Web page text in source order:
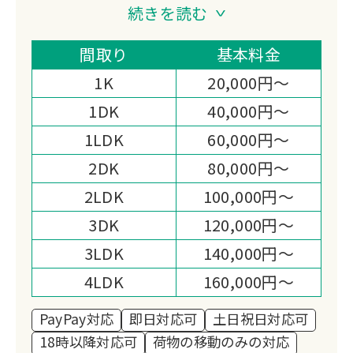
ジュエリー・時計専門店出身スタッフが
在籍し、処分前の価値判断に強み。
出張費・査定費・キャンセル料すべて無
料で、即日対応・現金買取も可能。
買取で回収費用を圧縮し、経済的な整理
を実現します。
続きを読む
間取り
基本料金
1K
20,000円～
1DK
40,000円～
1LDK
60,000円～
2DK
80,000円～
2LDK
100,000円～
3DK
120,000円～
3LDK
140,000円～
4LDK
160,000円～
PayPay対応 即日対応可
土日祝日対応可
18時以降対応可
荷物の移動のみの対応